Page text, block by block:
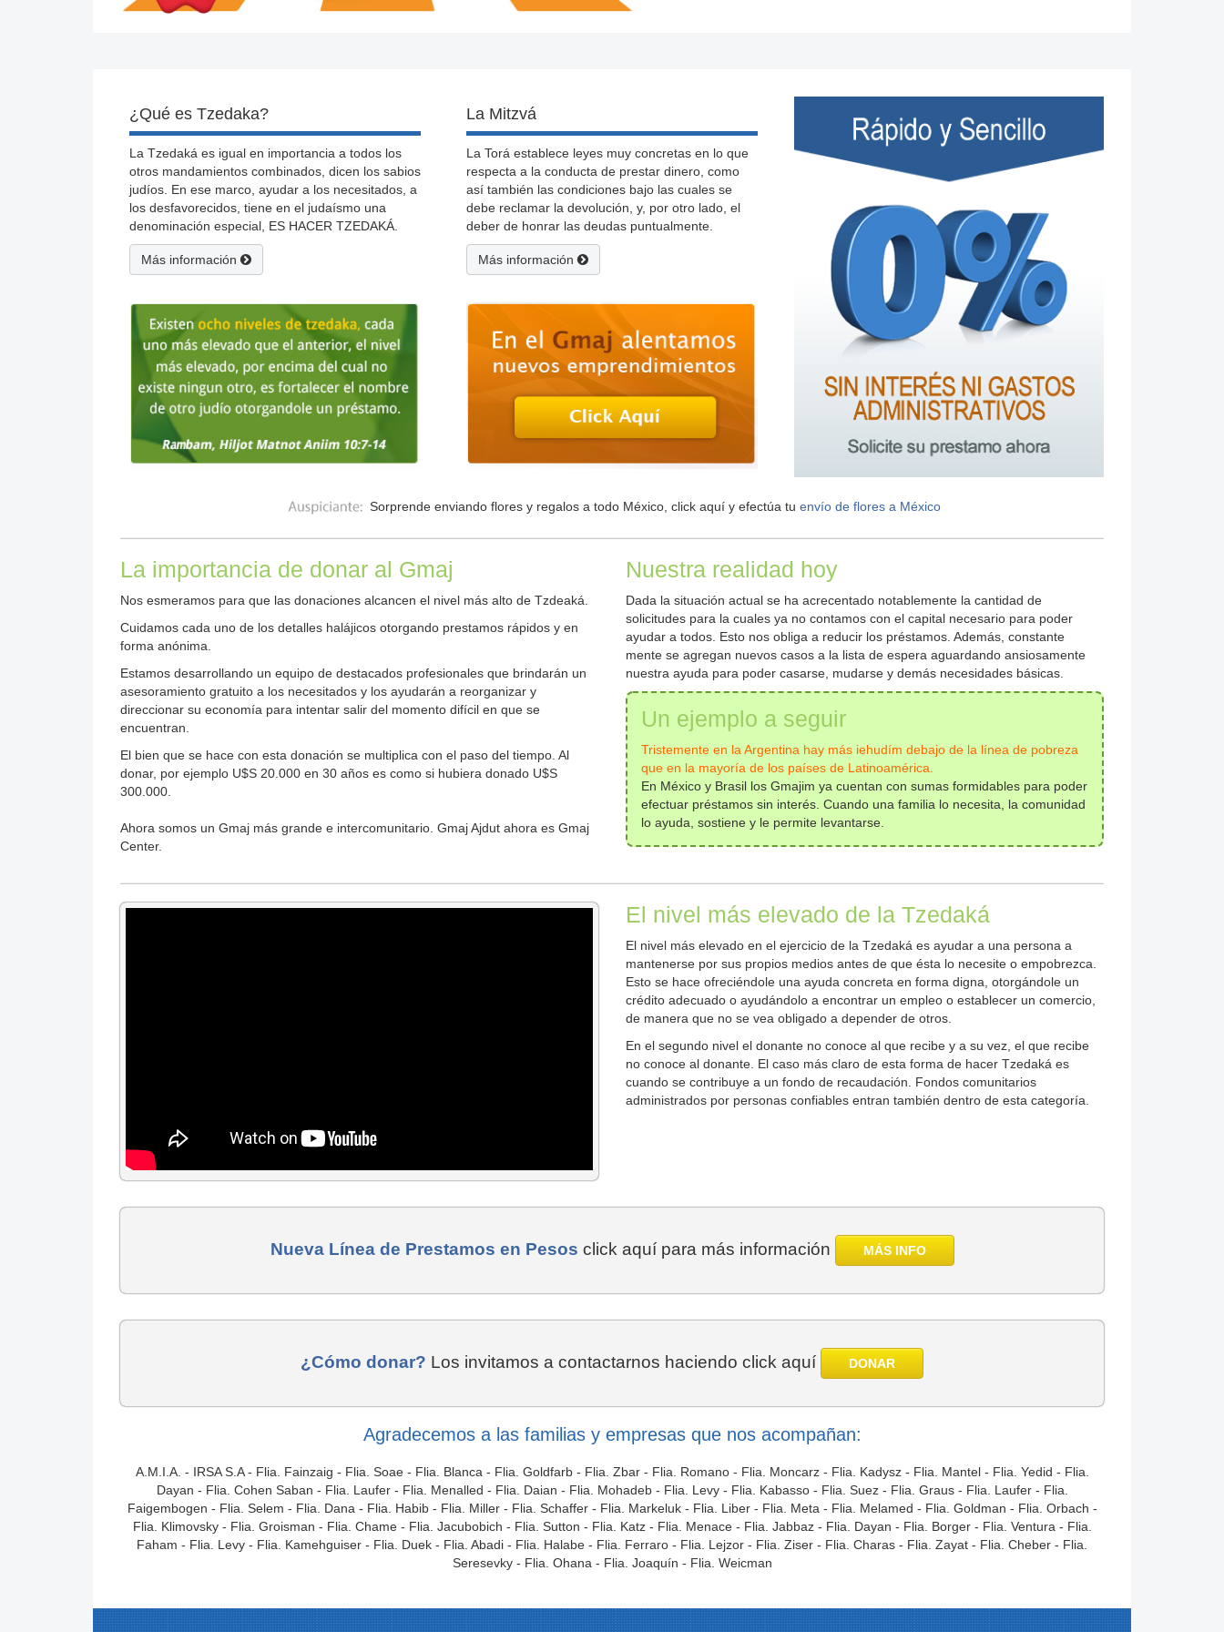
¿Qué es Tzedaka?
La Tzedaká es igual en importancia a todos los
otros mandamientos combinados, dicen los sabios
judíos. En ese marco, ayudar a los necesitados, a
los desfavorecidos, tiene en el judaísmo una
denominación especial, ES HACER TZEDAKÁ.
Más información
La Mitzvá
La Torá establece leyes muy concretas en lo que
respecta a la conducta de prestar dinero, como
así también las condiciones bajo las cuales se
debe reclamar la devolución, y, por otro lado, el
deber de honrar las deudas puntualmente.
Más información
Sorprende enviando flores y regalos a todo México, click aquí y efectúa tu envío de flores a México
La importancia de donar al Gmaj
Nos esmeramos para que las donaciones alcancen el nivel más alto de Tzdeaká.
Cuidamos cada uno de los detalles halájicos otorgando prestamos rápidos y en
forma anónima.
Estamos desarrollando un equipo de destacados profesionales que brindarán un
asesoramiento gratuito a los necesitados y los ayudarán a reorganizar y
direccionar su economía para intentar salir del momento difícil en que se
encuentran.
El bien que se hace con esta donación se multiplica con el paso del tiempo. Al
donar, por ejemplo U$S 20.000 en 30 años es como si hubiera donado U$S
300.000.
Ahora somos un Gmaj más grande e intercomunitario. Gmaj Ajdut ahora es Gmaj
Center.
Nuestra realidad hoy
Dada la situación actual se ha acrecentado notablemente la cantidad de
solicitudes para la cuales ya no contamos con el capital necesario para poder
ayudar a todos. Esto nos obliga a reducir los préstamos. Además, constante
mente se agregan nuevos casos a la lista de espera aguardando ansiosamente
nuestra ayuda para poder casarse, mudarse y demás necesidades básicas.
Un ejemplo a seguir
Tristemente en la Argentina hay más iehudím debajo de la línea de pobreza
que en la mayoría de los países de Latinoamérica.
En México y Brasil los Gmajim ya cuentan con sumas formidables para poder
efectuar préstamos sin interés. Cuando una familia lo necesita, la comunidad
lo ayuda, sostiene y le permite levantarse.
El nivel más elevado de la Tzedaká
El nivel más elevado en el ejercicio de la Tzedaká es ayudar a una persona a
mantenerse por sus propios medios antes de que ésta lo necesite o empobrezca.
Esto se hace ofreciéndole una ayuda concreta en forma digna, otorgándole un
crédito adecuado o ayudándolo a encontrar un empleo o establecer un comercio,
de manera que no se vea obligado a depender de otros.
En el segundo nivel el donante no conoce al que recibe y a su vez, el que recibe
no conoce al donante. El caso más claro de esta forma de hacer Tzedaká es
cuando se contribuye a un fondo de recaudación. Fondos comunitarios
administrados por personas confiables entran también dentro de esta categoría.
Nueva Línea de Prestamos en Pesos click aquí para más información MÁS INFO
¿Cómo donar? Los invitamos a contactarnos haciendo click aquí DONAR
Agradecemos a las familias y empresas que nos acompañan:
A.M.I.A. - IRSA S.A - Flia. Fainzaig - Flia. Soae - Flia. Blanca - Flia. Goldfarb - Flia. Zbar - Flia. Romano - Flia. Moncarz - Flia. Kadysz - Flia. Mantel - Flia. Yedid - Flia.
Dayan - Flia. Cohen Saban - Flia. Laufer - Flia. Menalled - Flia. Daian - Flia. Mohadeb - Flia. Levy - Flia. Kabasso - Flia. Suez - Flia. Graus - Flia. Laufer - Flia.
Faigembogen - Flia. Selem - Flia. Dana - Flia. Habib - Flia. Miller - Flia. Schaffer - Flia. Markeluk - Flia. Liber - Flia. Meta - Flia. Melamed - Flia. Goldman - Flia. Orbach -
Flia. Klimovsky - Flia. Groisman - Flia. Chame - Flia. Jacubobich - Flia. Sutton - Flia. Katz - Flia. Menace - Flia. Jabbaz - Flia. Dayan - Flia. Borger - Flia. Ventura - Flia.
Faham - Flia. Levy - Flia. Kamehguiser - Flia. Duek - Flia. Abadi - Flia. Halabe - Flia. Ferraro - Flia. Lejzor - Flia. Ziser - Flia. Charas - Flia. Zayat - Flia. Cheber - Flia.
Seresevky - Flia. Ohana - Flia. Joaquín - Flia. Weicman